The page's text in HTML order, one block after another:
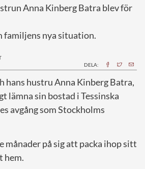
Monacos furstehus
Anna Kinberg Batra blev för
familjens nya situation.
DELA:
hans hustru Anna Kinberg Batra,
lämna sin bostad i Tessinska
avgång som Stockholms
månader på sig att packa ihop sitt
hem.